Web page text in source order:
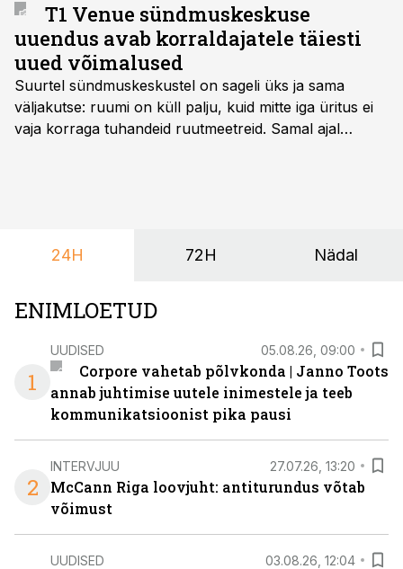
T1 Venue sündmuskeskuse
uuendus avab korraldajatele täiesti
uued võimalused
Suurtel sündmuskeskustel on sageli üks ja sama
väljakutse: ruumi on küll palju, kuid mitte iga üritus ei
vaja korraga tuhandeid ruutmeetreid. Samal ajal
nendele vajadustele vastanud uuendusega, mis pakub
24H 72H Nädal
ENIMLOETUD
1
UUDISED 05.08.26, 09:00
Corpore vahetab põlvkonda | Janno Toots
annab juhtimise uutele inimestele ja teeb
kommunikatsioonist pika pausi
2
INTERVJUU 27.07.26, 13:20
McCann Riga loovjuht: antiturundus võtab
võimust
UUDISED 03.08.26, 12:04